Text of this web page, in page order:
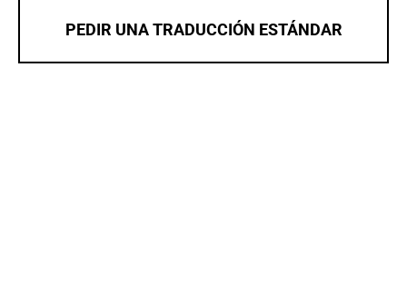
PEDIR UNA TRADUCCIÓN ESTÁNDAR